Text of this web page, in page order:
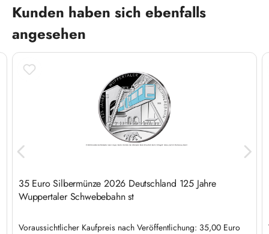
Produktgalerie überspringen
Kunden haben sich ebenfalls
angesehen
35 Euro Silbermünze 2026 Deutschland 125 Jahre
Wuppertaler Schwebebahn st
Voraussichtlicher Kaufpreis nach Veröffentlichung: 35,00 Euro